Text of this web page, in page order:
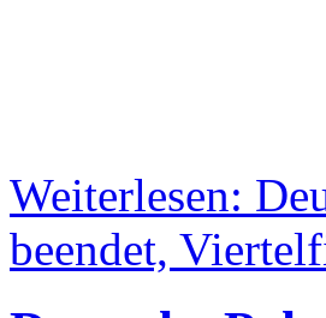
Weiterlesen:
beendet,